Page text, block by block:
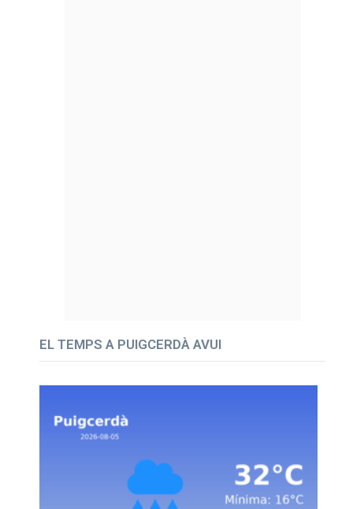
EL TEMPS A PUIGCERDÀ AVUI